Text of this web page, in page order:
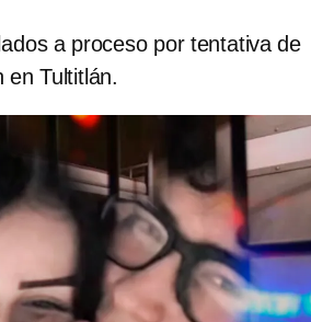
a proceso por tentativa de
en Tultitlán.